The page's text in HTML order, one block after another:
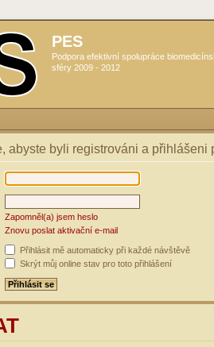
PES
Podpora efektivní spolupráce
sféry 2009 - 2012
abyste byli registrováni a přihlášeni
Zapomněl(a) jsem heslo
Znovu poslat aktivační e-mail
Přihlásit mě automaticky při každé návštěvě
Skrýt můj online stav pro toto přihlášení